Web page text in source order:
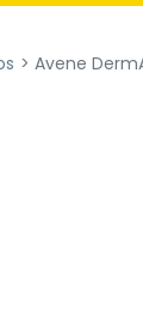
Avene